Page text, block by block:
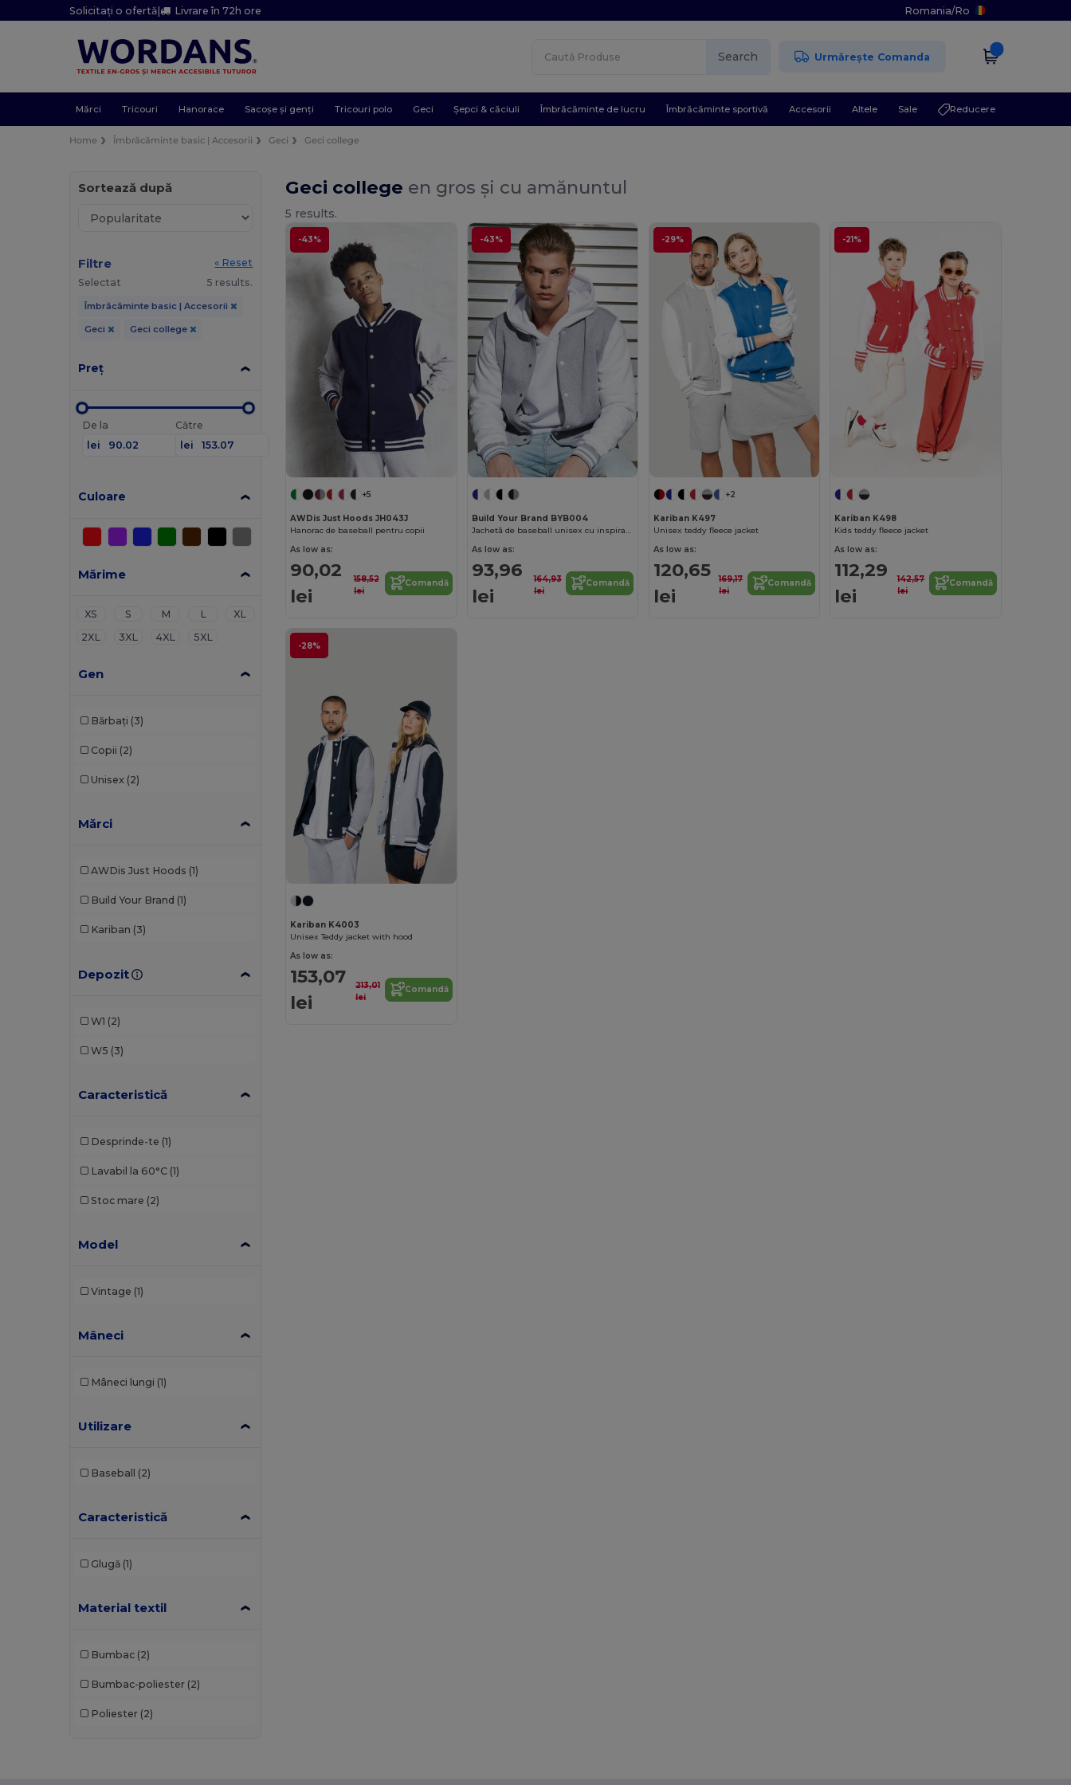
Solicitați o ofertă| Livrare în 72h ore Romania/Ro
Search Urmărește Comanda
Mărci Tricouri Hanorace Sacoșe și genți Tricouri polo Geci Șepci & căciuli Îmbrăcăminte de lucru Îmbrăcăminte sportivă Accesorii Altele Sale Reducere
Home Îmbrăcăminte basic | Accesorii Geci Geci college
Sortează după
Filtre
« Reset
Selectat
5 results.
Îmbrăcăminte basic | Accesorii
Geci Geci college
Preț
De la
lei
Către
lei
Culoare
Mărime
XS S M L
XL
2XL
3XL 4XL 5XL
Gen
Bărbați (3)
Copii (2)
Unisex (2)
Mărci
AWDis Just Hoods (1)
Build Your Brand (1)
Kariban (3)
Depozit
W1 (2)
W5 (3)
Caracteristică
Desprinde-te (1)
Lavabil la 60°C (1)
Stoc mare (2)
Model
Vintage (1)
Mâneci
Mâneci lungi (1)
Utilizare
Baseball (2)
Caracteristică
Glugă (1)
Material textil
Bumbac (2)
Bumbac-poliester (2)
Poliester (2)
Geci college en gros și cu amănuntul
5 results.
-43%
+5
AWDis Just Hoods JH043J
Hanorac de baseball pentru copii
As low as:
90,02
lei
158,52
lei
Comandă
-43%
Build Your Brand BYB004
Jachetă de baseball unisex cu inspirație vintage BYB004
As low as:
93,96
lei
164,93
lei
Comandă
-29%
+2
Kariban K497
Unisex teddy fleece jacket
As low as:
120,65
lei
169,17
lei
Comandă
-21%
Kariban K498
Kids teddy fleece jacket
As low as:
112,29
lei
142,57
lei
Comandă
-28%
Kariban K4003
Unisex Teddy jacket with hood
As low as:
153,07
lei
213,01
lei
Comandă